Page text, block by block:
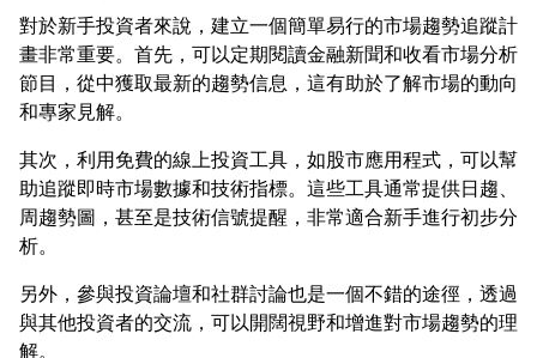
對於新手投資者來說，建立一個簡單易行的市場趨勢追蹤計
畫非常重要。首先，可以定期閱讀金融新聞和收看市場分析
節目，從中獲取最新的趨勢信息，這有助於了解市場的動向
其次，利用免費的線上投資工具，如股市應用程式，可以幫
助追蹤即時市場數據和技術指標。這些工具通常提供日趨、
周趨勢圖，甚至是技術信號提醒，非常適合新手進行初步分
另外，參與投資論壇和社群討論也是一個不錯的途徑，透過
與其他投資者的交流，可以開闊視野和增進對市場趨勢的理